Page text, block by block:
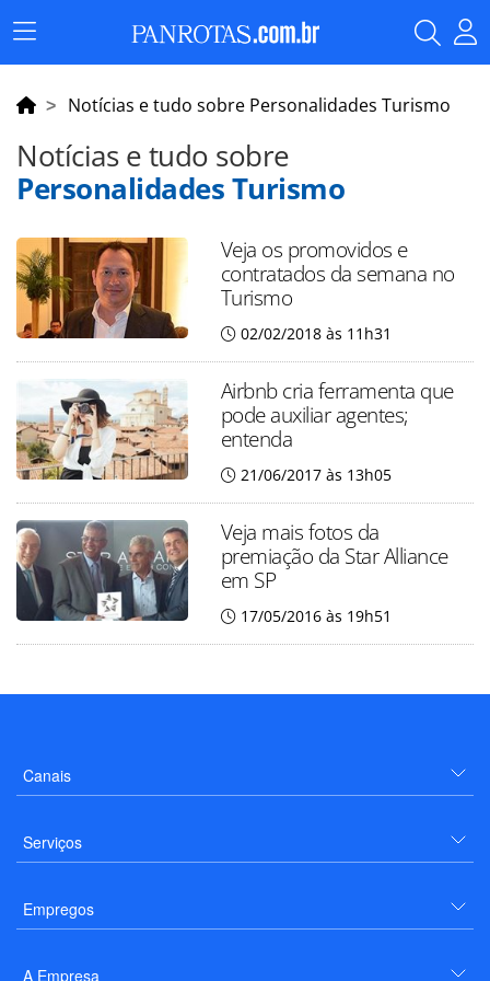
Menu
Principal
Notícias e tudo sobre Personalidades Turismo
Notícias e tudo sobre
Personalidades Turismo
Veja os promovidos e
contratados da semana no
Turismo
02/02/2018 às 11h31
Airbnb cria ferramenta que
pode auxiliar agentes;
entenda
21/06/2017 às 13h05
Veja mais fotos da
premiação da Star Alliance
em SP
17/05/2016 às 19h51
Canais
Serviços
Empregos
A Empresa